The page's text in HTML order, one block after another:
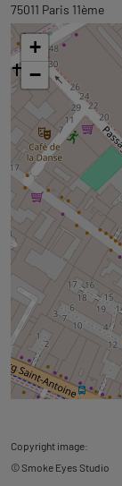
l'onglet
informations
à
l'onglet
carte
75011 Paris 11ème
+
−
Copyright image:
© Smoke Eyes Studio